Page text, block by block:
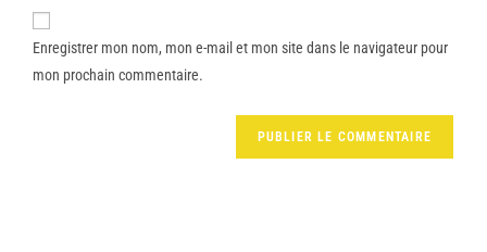
Enregistrer mon nom, mon e-mail et mon site dans le navigateur pour
mon prochain commentaire.